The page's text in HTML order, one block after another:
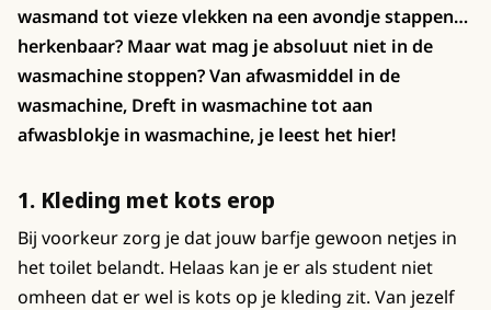
wasmand tot vieze vlekken na een avondje stappen…
herkenbaar? Maar wat mag je absoluut niet in de
wasmachine stoppen? Van afwasmiddel in de
wasmachine, Dreft in wasmachine tot aan
afwasblokje in wasmachine, je leest het hier!
1. Kleding met kots erop
Bij voorkeur zorg je dat jouw barfje gewoon netjes in
het toilet belandt. Helaas kan je er als student niet
omheen dat er wel is kots op je kleding zit. Van jezelf